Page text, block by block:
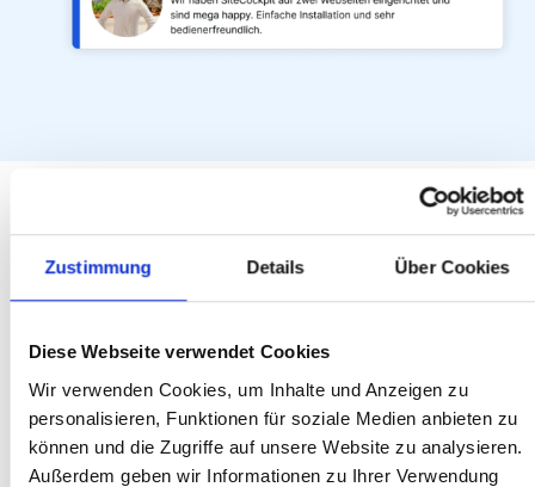
Zustimmung Details Über Cookies
Diese Webseite verwendet Cookies
Wir verwenden Cookies, um Inhalte und Anzeigen zu
personalisieren, Funktionen für soziale Medien anbieten zu
können und die Zugriffe auf unsere Website zu analysieren.
Außerdem geben wir Informationen zu Ihrer Verwendung
Stimmen von
MEGAZOO &
Solution360
„Barrierefreiheit ist für uns keine Pflicht,
sondern Teil unserer Haltung. Mit SiteCockpit